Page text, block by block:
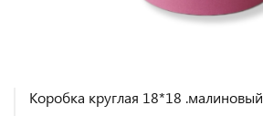
Коробка круглая 18*18 .малиновый